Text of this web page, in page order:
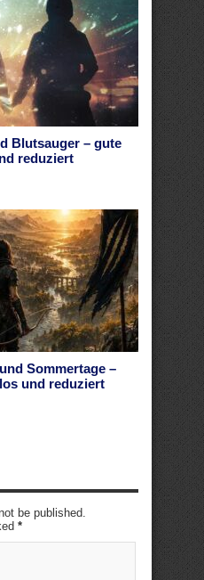
Blutsauger – gute
reduziert
Sommertage –
und reduziert
be published.
*